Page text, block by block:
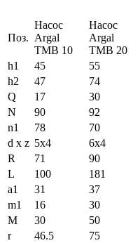
Поз.
Насос
Argal
TMB 10
Насос
Argal
TMB 20
h1
45 55
h2
47 74
Q
17 30
N
90 92
n1
78 70
d x z 5x4 6x4
R
71 90
L
100 181
a1
31 37
m1
16 30
M
30 50
r
46.5 75